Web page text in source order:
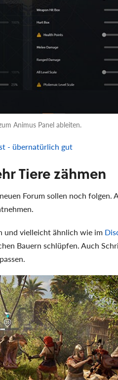
Animus Panel ableiten.
- übernatürlich gut
Tiere zähmen
Forum sollen noch folgen.
und vielleicht ähnlich wie im
Bauern schlüpfen. Auch